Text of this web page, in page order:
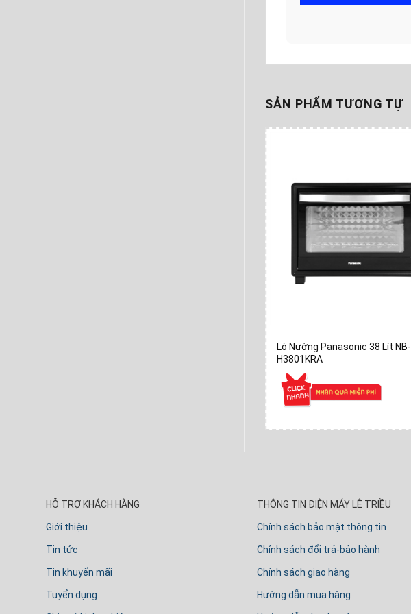
SẢN PHẨM TƯƠNG TỰ
Lò Nướng Panasonic 38 Lít NB-
H3801KRA
HỖ TRỢ KHÁCH HÀNG
Giới thiệu
Tin tức
Tin khuyến mãi
Tuyển dụng
THÔNG TIN ĐIỆN MÁY LÊ TRIỀU
Chính sách bảo mật thông tin
Chính sách đổi trả-bảo hành
Chính sách giao hàng
Hướng dẫn mua hàng